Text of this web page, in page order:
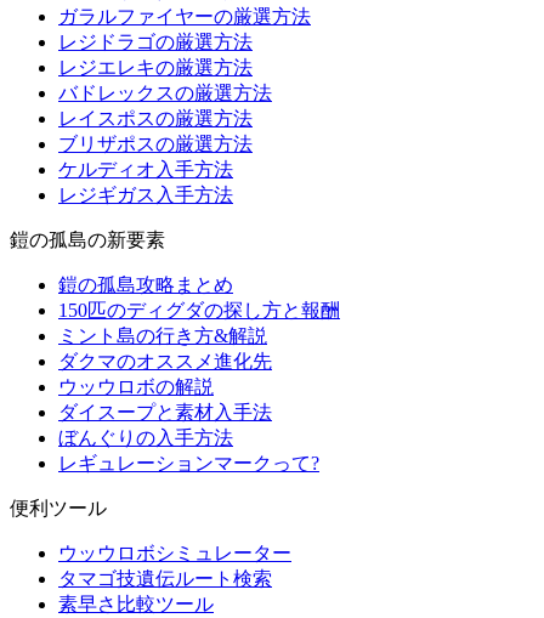
ガラルファイヤーの厳選方法
レジドラゴの厳選方法
レジエレキの厳選方法
バドレックスの厳選方法
レイスポスの厳選方法
ブリザポスの厳選方法
ケルディオ入手方法
レジギガス入手方法
鎧の孤島の新要素
鎧の孤島攻略まとめ
150匹のディグダの探し方と報酬
ミント島の行き方&解説
ダクマのオススメ進化先
ウッウロボの解説
ダイスープと素材入手法
ぼんぐりの入手方法
レギュレーションマークって?
便利ツール
ウッウロボシミュレーター
タマゴ技遺伝ルート検索
素早さ比較ツール